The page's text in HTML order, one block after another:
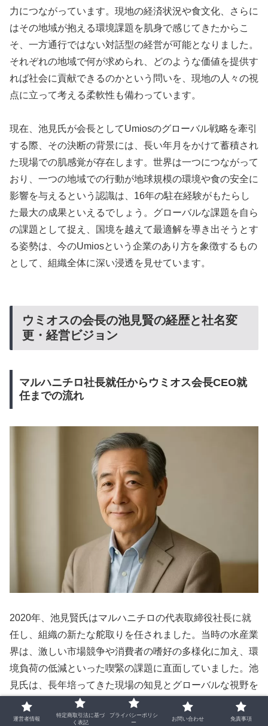
力につながっています。現地の経済状況や食文化、さらに
はその地域が抱える環境課題を肌身で感じてきたからこ
そ、一方通行ではない対話型の経営が可能となりました。
それぞれの地域で何が求められ、どのような価値を提供す
れば社会に貢献できるのかという問いを、現地の人々の視
点に立って考える柔軟性も備わっています。
現在、池見氏が会長としてUmiosのグローバル戦略を牽引
する際、その決断の背景には、長い年月をかけて蓄積され
た現場での肌感覚が存在します。世界は一つにつながって
おり、一つの地域での行動が地球規模の環境や食の安全に
影響を与えるという認識は、16年の駐在経験がもたらし
た最大の成果といえるでしょう。グローバルな課題を自ら
の課題として捉え、国境を越えて最適解を導き出そうとす
る姿勢は、今のUmiosという企業のあり方を象徴するもの
として、組織全体に深い浸透を見せています。
ウミオスの会長の池見賢の経歴と社名変
更・経営ビジョン
マルハニチロ社長就任からウミオス会長CEO就
任までの流れ
2020年、池見賢氏はマルハニチロの代表取締役社長に就
任し、組織の新たな舵取りを任されました。当時の水産業
界は、激しい市場競争や消費者の嗜好の多様化に加え、環
境負荷の低減といった喫緊の課題に直面していました。池
見氏は、長年培ってきた現場の知見とグローバルな視野を
活かし、強固な経営体制を構築することに注力しました。
単なる利益の追求だけでなく、企業の持続可能性を高める
運営者情報
特定商取引法に基づ
く表記
プライバシーポリシ
ー
お問い合わせ 免責事項